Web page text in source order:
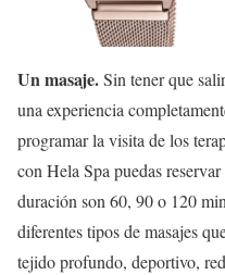
Un masaje.Sin tener que
una experiencia
programar la visita de los
con Hela Spa puedas
duración son 60, 90 o 120
diferentes tipos de masajes
tejido profundo, deportivo,